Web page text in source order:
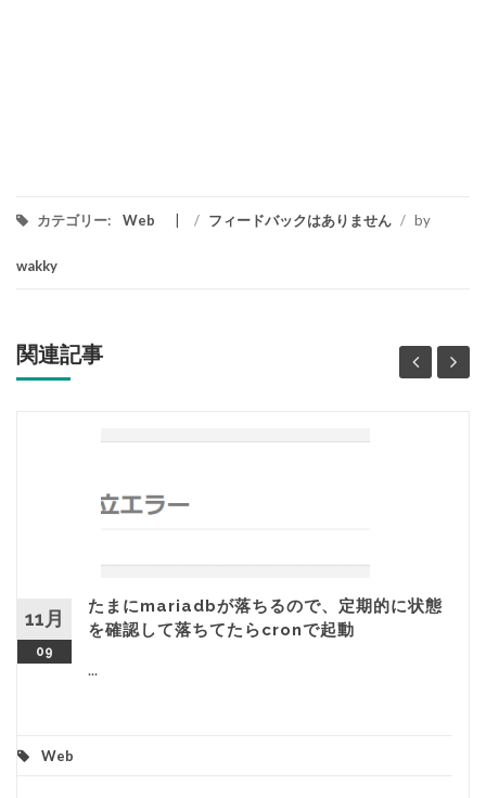
カテゴリー: Web / フィードバックはありません / by
wakky
関連記事
11月
09
たまにmariadbが落ちるので、定期的に状態
を確認して落ちてたらcronで起動
...
Web